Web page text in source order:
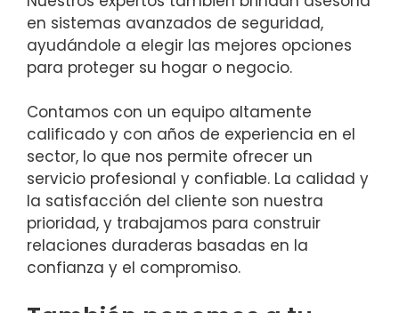
en sistemas avanzados de seguridad,
ayudándole a elegir las mejores opciones
para proteger su hogar o negocio.
Contamos con un equipo altamente
calificado y con años de experiencia en el
sector, lo que nos permite ofrecer un
servicio profesional y confiable. La calidad y
la satisfacción del cliente son nuestra
prioridad, y trabajamos para construir
relaciones duraderas basadas en la
confianza y el compromiso.